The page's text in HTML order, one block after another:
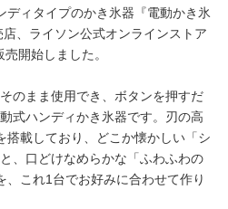
ディタイプのかき氷器『電動かき氷
、ライソン公式オンラインストア
開始しました。
のまま使用でき、ボタンを押すだ
式ハンディかき氷器です。刃の高
搭載しており、どこか懐かしい「シ
、口どけなめらかな「ふわふわの
、これ1台でお好みに合わせて作り